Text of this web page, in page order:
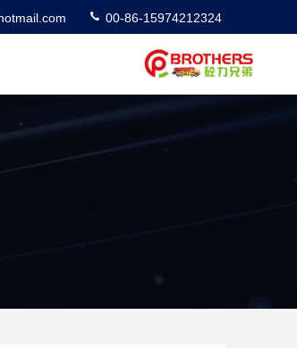
00-86-15974212324